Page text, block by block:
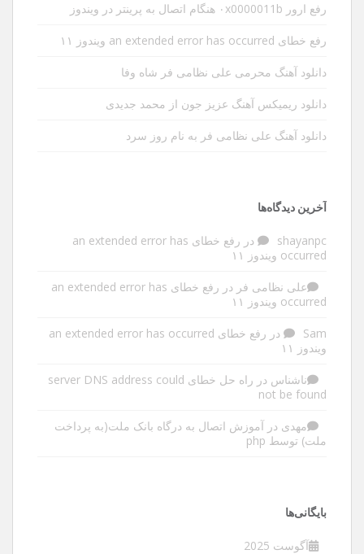
رفع ارور ۰x0000011b هنگام اتصال به پرینتر در ویندوز
رفع خطای an extended error has occurred ویندوز ۱۱
دانلود آهنگ محرمی علی نظامی فر شاه وفا
دانلود ریمیکس آهنگ عزیز جون از محمد جدیدی
دانلود آهنگ علی نظامی فر به نام روز سرد
آخرین دیدگاه‌ها
shayanpc در
رفع خطای an extended error has
occurred ویندوز ۱۱
علی نظامی فر در
رفع خطای an extended error has
occurred ویندوز ۱۱
Sam در
رفع خطای an extended error has occurred
ویندوز ۱۱
ناشناس در
راه حل خطای server DNS address could
not be found
مهدی در آموزش اتصال به درگاه بانک ملت(به پرداخت
ملت) توسط php
بایگانی‌ها
آگوست 2025